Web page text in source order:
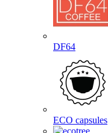
DF64
ECO capsules